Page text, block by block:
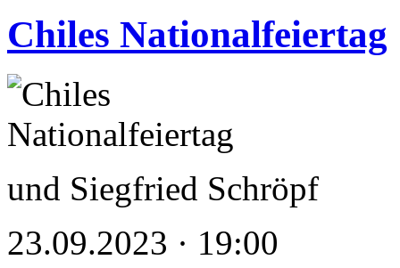
Chiles Nationalfeiertag
und Siegfried Schröpf
23.09.2023 · 19:00